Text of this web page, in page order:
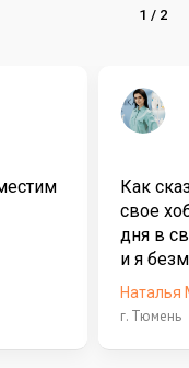
Как
свое
дня в
и я
Наталья
г. Тюмень